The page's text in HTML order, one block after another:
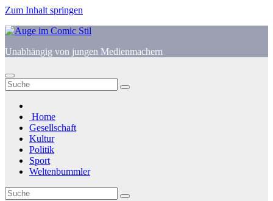
Zum Inhalt springen
Unabhängig von jungen Medienmachern
Home
Gesellschaft
Kultur
Politik
Sport
Weltenbummler